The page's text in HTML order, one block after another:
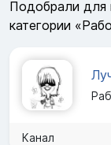
Подобрали для
категории
Канал